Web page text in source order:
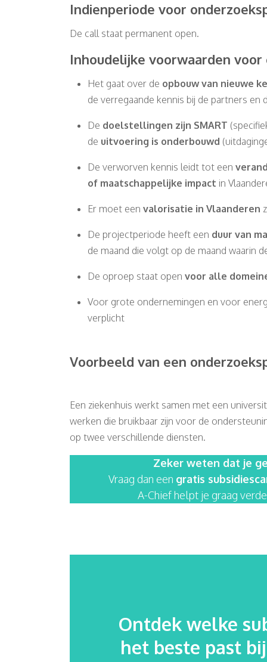
Indienperiode voor
De call staat permanent open.
Inhoudelijke voorwaarden
Het gaat over de opbouw van nieuwe
de verregaande kennis bij de partners en
De doelstellingen zijn SMART
de uitvoering is onderbouwd
De verworven kennis leidt tot een
of maatschappelijke impact in
Er moet een valorisatie in Vlaanderen
De projectperiode heeft een duur van
de maand die volgt op de maand waarin
De oproep staat open voor alle
Voor grote ondernemingen en voor
verplicht
Voorbeeld van een
Een ziekenhuis werkt samen met een
werken die bruikbaar zijn voor de
op twee verschillende diensten.
Zeker weten dat je
Vraag dan een gratis
A-Chief helpt je graag
Ontdek welke
het beste past